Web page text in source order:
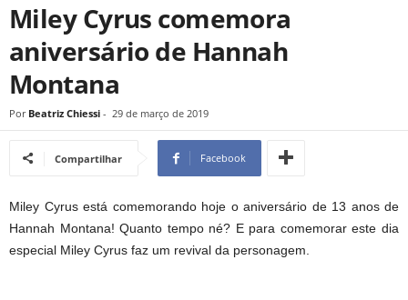
Miley Cyrus comemora
aniversário de Hannah
Montana
Por Beatriz Chiessi - 29 de março de 2019
Compartilhar Facebook
Miley Cyrus está comemorando hoje o aniversário de 13 anos de
Hannah Montana! Quanto tempo né? E para comemorar este dia
especial Miley Cyrus faz um revival da personagem.